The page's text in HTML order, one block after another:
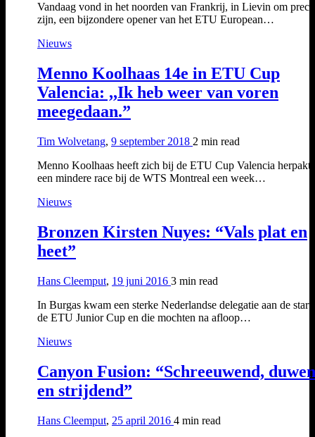
Vandaag vond in het noorden van Frankrij, in Lievin om
zijn, een bijzondere opener van het ETU European…
Nieuws
Menno Koolhaas 14e in ETU Cup
Valencia: ,,Ik heb weer van voren
meegedaan.”
Tim Wolvetang, 9 september 2018 2 min read
Menno Koolhaas heeft zich bij de ETU Cup Valencia herpakt
een mindere race bij de WTS Montreal een week…
Nieuws
Bronzen Kirsten Nuyes: “Vals plat en
heet”
Hans Cleemput, 19 juni 2016 3 min read
In Burgas kwam een sterke Nederlandse delegatie aan de start
de ETU Junior Cup en die mochten na afloop…
Nieuws
Canyon Fusion: “Schreeuwend,
en strijdend”
Hans Cleemput, 25 april 2016 4 min read